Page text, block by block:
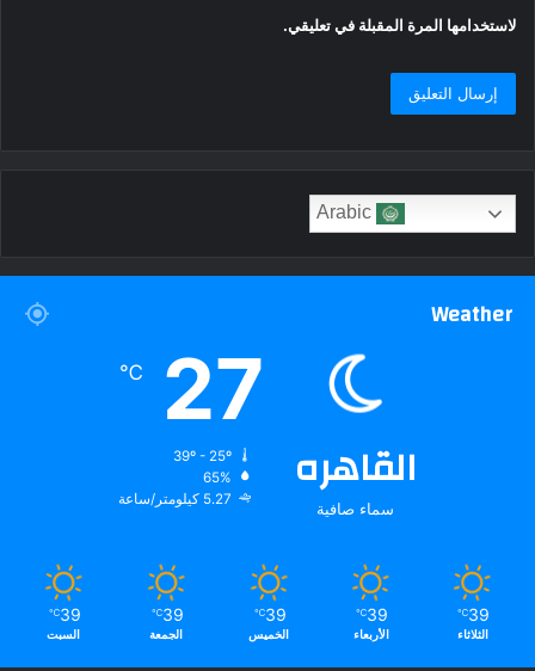
لاستخدامها المرة المقبلة في تعليقي.
Weather
القاهره
سماء صافية
27
℃
65%
5.27 كيلومتر/ساعة
39
℃
الثلاثاء
39
℃
الأربعاء
39
℃
الخميس
39
℃
الجمعة
39
℃
السبت